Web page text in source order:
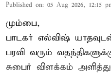
Published on: 05 Aug 2026, 12:15
மும்பை,
பாடகர் எல்விஷ்
பரவி வரும்
சுபைர் விளக்கம்